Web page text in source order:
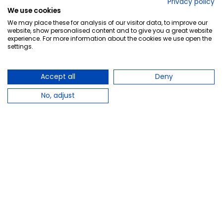
We use cookies
We may place these for analysis of our visitor data, to improve our
website, show personalised content and to give you a great website
experience. For more information about the cookies we use open the
settings.
Accept all
Deny
No, adjust